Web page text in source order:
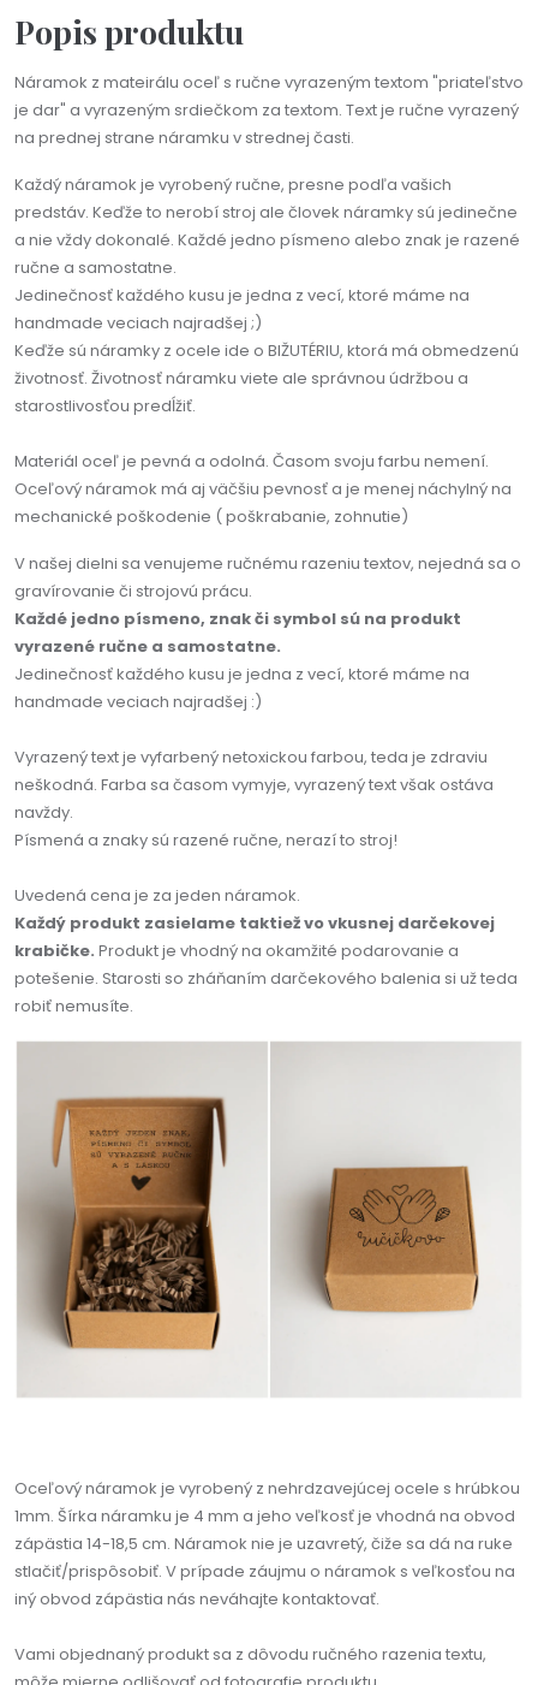
Popis produktu
Náramok z mateirálu oceľ s ručne vyrazeným textom "priateľstvo
je dar" a vyrazeným srdiečkom za textom. Text je ručne vyrazený
na prednej strane náramku v strednej časti.
Každý náramok je vyrobený ručne, presne podľa vašich
predstáv. Keďže to nerobí stroj ale človek náramky sú jedinečne
a nie vždy dokonalé. Každé jedno písmeno alebo znak je razené
ručne a samostatne.
Jedinečnosť každého kusu je jedna z vecí, ktoré máme na
handmade veciach najradšej ;)
Keďže sú náramky z ocele ide o BIŽUTÉRIU, ktorá má obmedzenú
životnosť. Životnosť náramku viete ale správnou údržbou a
starostlivosťou predĺžiť.
Materiál oceľ je pevná a odolná. Časom svoju farbu nemení.
Oceľový náramok má aj väčšiu pevnosť a je menej náchylný na
mechanické poškodenie ( poškrabanie, zohnutie)
V našej dielni sa venujeme ručnému razeniu textov, nejedná sa o
gravírovanie či strojovú prácu.
Každé jedno písmeno, znak či symbol sú na produkt
vyrazené ručne a samostatne.
Jedinečnosť každého kusu je jedna z vecí, ktoré máme na
handmade veciach najradšej :)
Vyrazený text je vyfarbený netoxickou farbou, teda je zdraviu
neškodná. Farba sa časom vymyje, vyrazený text však ostáva
navždy.
Písmená a znaky sú razené ručne, nerazí to stroj!
Uvedená cena je za jeden náramok.
Každý produkt zasielame taktiež vo vkusnej darčekovej
krabičke. Produkt je vhodný na okamžité podarovanie a
potešenie. Starosti so zháňaním darčekového balenia si už teda
robiť nemusíte.
Oceľový náramok je vyrobený z nehrdzavejúcej ocele s hrúbkou
1mm. Šírka náramku je 4 mm a jeho veľkosť je vhodná na obvod
zápästia 14-18,5 cm. Náramok nie je uzavretý, čiže sa dá na ruke
stlačiť/prispôsobiť. V prípade záujmu o náramok s veľkosťou na
iný obvod zápästia nás neváhajte kontaktovať.
Vami objednaný produkt sa z dôvodu ručného razenia textu,